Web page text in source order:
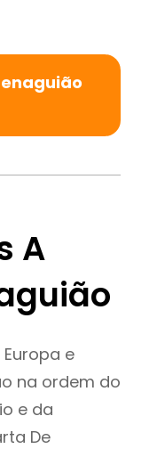
A
e
na ordem do
e da
De